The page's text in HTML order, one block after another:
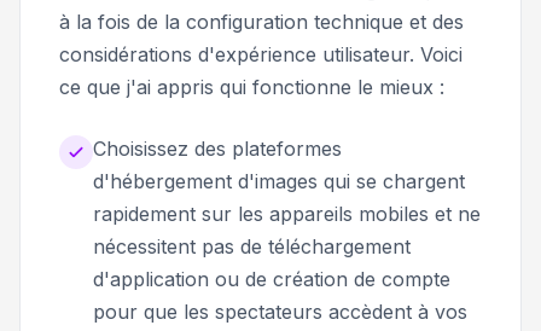
à la fois de la configuration technique et des
considérations d'expérience utilisateur. Voici
ce que j'ai appris qui fonctionne le mieux :
Choisissez des plateformes
d'hébergement d'images qui se chargent
rapidement sur les appareils mobiles et ne
nécessitent pas de téléchargement
d'application ou de création de compte
pour que les spectateurs accèdent à vos